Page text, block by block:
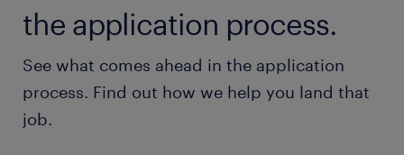
the application process.
See what comes ahead in the application
process. Find out how we help you land that
job.